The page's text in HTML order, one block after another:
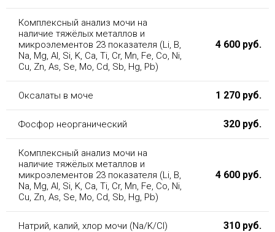
Комплексный анализ мочи на
наличие тяжёлых металлов и
микроэлементов 23 показателя (Li, B,
Na, Mg, Al, Si, K, Ca, Ti, Cr, Mn, Fe, Co, Ni,
Cu, Zn, As, Se, Mo, Cd, Sb, Hg, Pb)
4 600 руб.
Оксалаты в моче 1 270 руб.
Фосфор неорганический 320 руб.
Комплексный анализ мочи на
наличие тяжёлых металлов и
микроэлементов 23 показателя (Li, B,
Na, Mg, Al, Si, K, Ca, Ti, Cr, Mn, Fe, Co, Ni,
Cu, Zn, As, Se, Mo, Cd, Sb, Hg, Pb)
4 600 руб.
Натрий, калий, хлор мочи (Na/K/Cl) 310 руб.